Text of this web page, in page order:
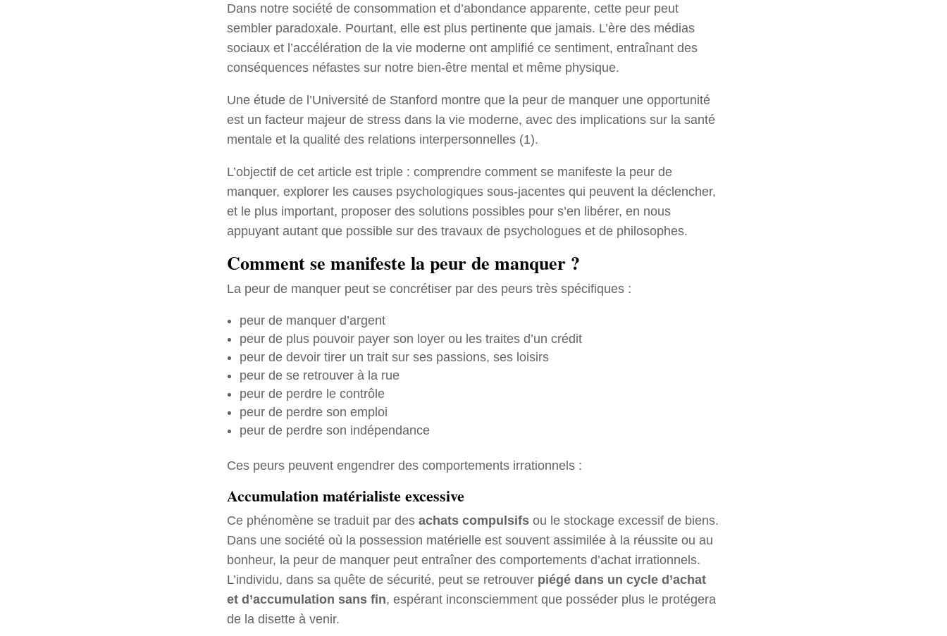
Dans notre société de consommation et d’abondance apparente, cette peur peut
sembler paradoxale. Pourtant, elle est plus pertinente que jamais. L’ère des médias
sociaux et l’accélération de la vie moderne ont amplifié ce sentiment, entraînant des
conséquences néfastes sur notre bien-être mental et même physique.
Une étude de l’Université de Stanford montre que la peur de manquer une opportunité
est un facteur majeur de stress dans la vie moderne, avec des implications sur la santé
mentale et la qualité des relations interpersonnelles (1).
L’objectif de cet article est triple : comprendre comment se manifeste la peur de
manquer, explorer les causes psychologiques sous-jacentes qui peuvent la déclencher,
et le plus important, proposer des solutions possibles pour s’en libérer, en nous
appuyant autant que possible sur des travaux de psychologues et de philosophes.
Comment se manifeste la peur de manquer ?
La peur de manquer peut se concrétiser par des peurs très spécifiques :
peur de manquer d’argent
peur de plus pouvoir payer son loyer ou les traites d’un crédit
peur de devoir tirer un trait sur ses passions, ses loisirs
peur de se retrouver à la rue
peur de perdre le contrôle
peur de perdre son emploi
peur de perdre son indépendance
Ces peurs peuvent engendrer des comportements irrationnels :
Accumulation matérialiste excessive
Ce phénomène se traduit par des achats compulsifs ou le stockage excessif de biens.
Dans une société où la possession matérielle est souvent assimilée à la réussite ou au
bonheur, la peur de manquer peut entraîner des comportements d’achat irrationnels.
L’individu, dans sa quête de sécurité, peut se retrouver piégé dans un cycle d’achat
et d’accumulation sans fin, espérant inconsciemment que posséder plus le protégera
de la disette à venir.